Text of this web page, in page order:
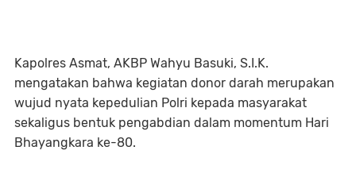
Kapolres Asmat, AKBP Wahyu Basuki, S.I.K.
mengatakan bahwa kegiatan donor darah merupakan
wujud nyata kepedulian Polri kepada masyarakat
sekaligus bentuk pengabdian dalam momentum Hari
Bhayangkara ke-80.